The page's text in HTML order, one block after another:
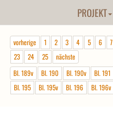
PROJEKT
vorherige 1 2 3 4 5 6 7
23
24 25
nächste
Bl. 189v
Bl. 190 Bl. 190v Bl. 191
Bl. 195
Bl. 195v Bl. 196 Bl. 196v